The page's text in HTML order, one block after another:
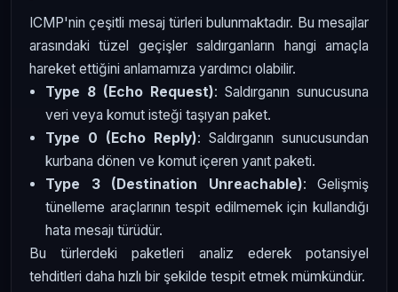
ICMP'nin çeşitli mesaj türleri bulunmaktadır. Bu mesajlar
arasındaki tüzel geçişler saldırganların hangi amaçla
hareket ettiğini anlamamıza yardımcı olabilir.
Type 8 (Echo Request): Saldırganın sunucusuna
veri veya komut isteği taşıyan paket.
Type 0 (Echo Reply): Saldırganın sunucusundan
kurbana dönen ve komut içeren yanıt paketi.
Type 3 (Destination Unreachable): Gelişmiş
tünelleme araçlarının tespit edilmemek için kullandığı
hata mesajı türüdür.
Bu türlerdeki paketleri analiz ederek potansiyel
tehditleri daha hızlı bir şekilde tespit etmek mümkündür.